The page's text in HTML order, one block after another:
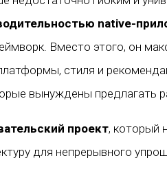
native-
Вместо этого, он
стиля и
вынуждены предлагать
проект, который
для непрерывного